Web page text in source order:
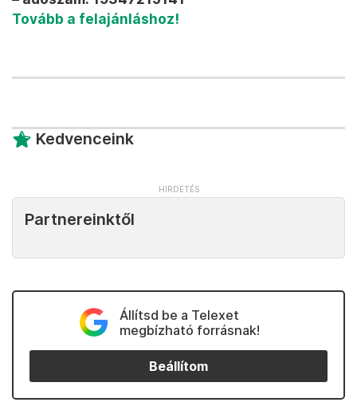
Tovább a felajánláshoz!
Kedvenceink
Partnereinktől
Állítsd be a Telexet
megbízható forrásnak!
Beállítom